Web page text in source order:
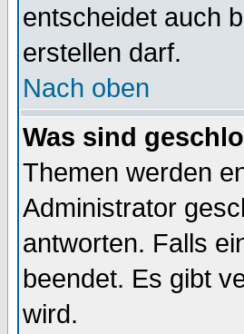
entscheidet auch
erstellen darf.
Nach oben
Was sind
Themen werden
Administrator
antworten. Falls
beendet. Es gibt
wird.